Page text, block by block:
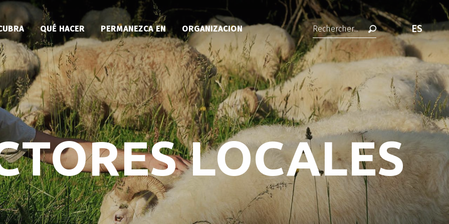
Buscar ES
QUÉ HACER PERMANEZCA EN ORGANIZACION
LOCALES